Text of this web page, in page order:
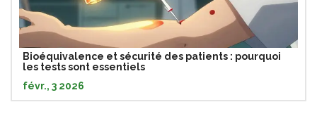
Bioéquivalence et sécurité des patients : pourquoi
les tests sont essentiels
févr., 3 2026